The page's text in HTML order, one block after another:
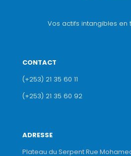
Vos actifs intangibles en
CONTACT
(+253) 21 35 60 11
(+253) 21 35 60 92
ADRESSE
Plateau du Serpent Rue